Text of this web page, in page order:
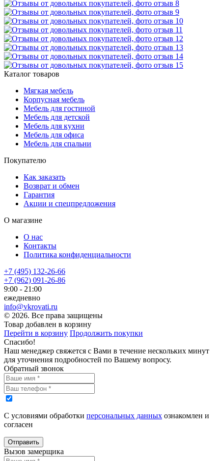
Каталог товаров
Мягкая мебель
Корпусная мебель
Мебель для гостиной
Мебель для детской
Мебель для кухни
Мебель для офиса
Мебель для спальни
Покупателю
Как заказать
Возврат и обмен
Гарантия
Акции и спецпредложения
О магазине
О нас
Контакты
Политика конфиденциальности
+7 (495) 132-26-66
+7 (962) 091-26-86
9:00 - 21:00
ежедневно
info@vkrovati.ru
© 2026. Все права защищены
Товар добавлен в корзину
Перейти в корзину Продолжить покупки
Спасибо!
Наш менеджер свяжется с Вами в течение нескольких минут
для уточнения подробностей по Вашему вопросу.
Обратный звонок
С условиями обработки персональных данных ознакомлен и
согласен
Отправить
Вызов замерщика